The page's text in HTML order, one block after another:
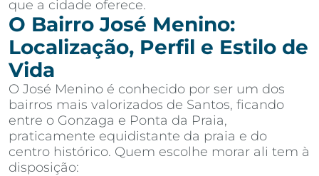
que a cidade oferece.
O Bairro José Menino:
Localização, Perfil e Estilo de
Vida
O José Menino é conhecido por ser um dos
bairros mais valorizados de Santos, ficando
entre o Gonzaga e Ponta da Praia,
praticamente equidistante da praia e do
centro histórico. Quem escolhe morar ali tem à
disposição: